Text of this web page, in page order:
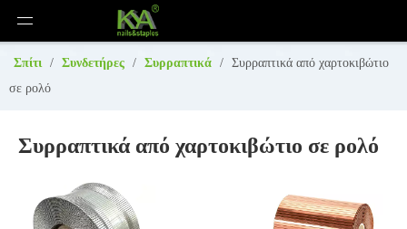
Σπίτι / Συνδετήρες / Συρραπτικά / Συρραπτικά από χαρτοκιβώτιο
σε ρολό
Συρραπτικά από χαρτοκιβώτιο σε ρολό